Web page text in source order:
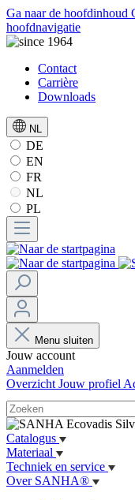
Ga naar de hoofdinhoud
hoofdnavigatie
Contact
Carrière
Downloads
NL
DE
EN
FR
NL
PL
Menu sluiten
Jouw account
Aanmelden
Overzicht Jouw profiel
Catalogus
Materiaal
Techniek en service
Over SANHA®